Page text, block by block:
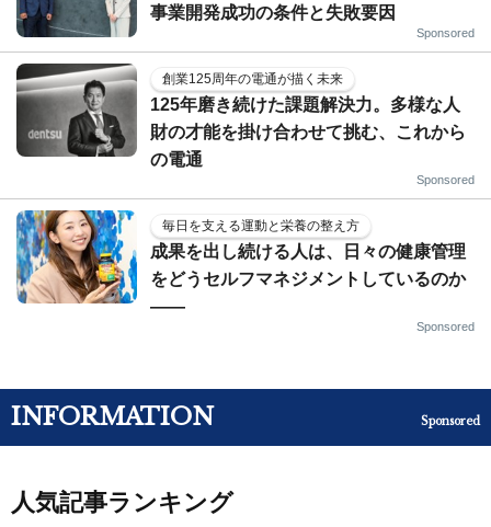
事業開発成功の条件と失敗要因
Sponsored
創業125周年の電通が描く未来
125年磨き続けた課題解決力。多様な人
財の才能を掛け合わせて挑む、これから
の電通
Sponsored
毎日を支える運動と栄養の整え方
成果を出し続ける人は、日々の健康管理
をどうセルフマネジメントしているのか
——
Sponsored
INFORMATION Sponsored
人気記事ランキング